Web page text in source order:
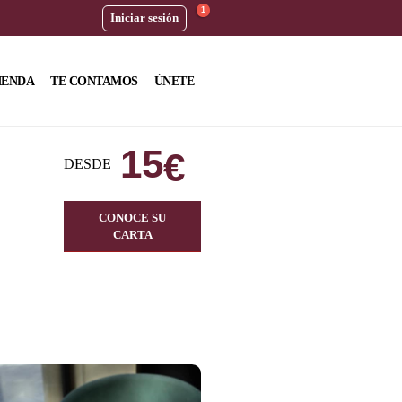
Iniciar sesión
1
TE CONTAMOS ÚNETE
DESDE 15€
CONOCE SU
CARTA